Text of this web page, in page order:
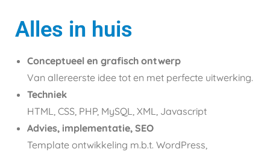
Alles in huis
Conceptueel en grafisch ontwerp
Van allereerste idee tot en met perfecte uitwerking.
Techniek
HTML, CSS, PHP, MySQL, XML, Javascript
Advies, implementatie, SEO
Template ontwikkeling m.b.t. WordPress,